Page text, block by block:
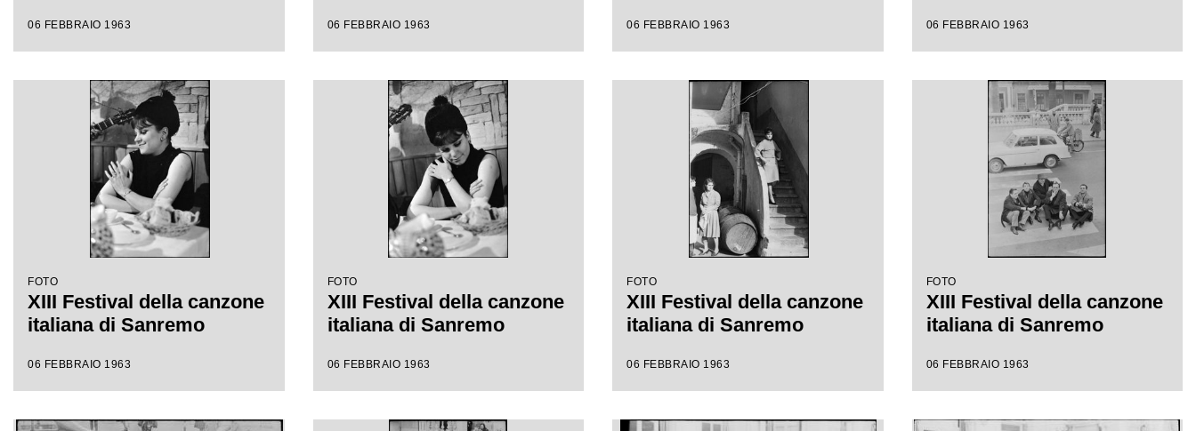
06 FEBBRAIO 1963 06 FEBBRAIO 1963 06 FEBBRAIO 1963 06 FEBBRAIO 1963
FOTO
XIII Festival della canzone
italiana di Sanremo
06 FEBBRAIO 1963
FOTO
XIII Festival della canzone
italiana di Sanremo
06 FEBBRAIO 1963
FOTO
XIII Festival della canzone
italiana di Sanremo
06 FEBBRAIO 1963
FOTO
XIII Festival della canzone
italiana di Sanremo
06 FEBBRAIO 1963